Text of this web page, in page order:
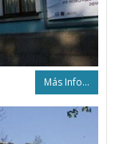
Más Info...